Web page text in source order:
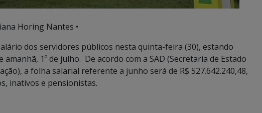
Horing Nantes •
dos servidores públicos nesta quinta-feira (30), estando
1º de julho. De acordo com a SAD (Secretaria de Estado
a folha salarial referente a junho será de R$ 527.642.240,48,
inativos e pensionistas.